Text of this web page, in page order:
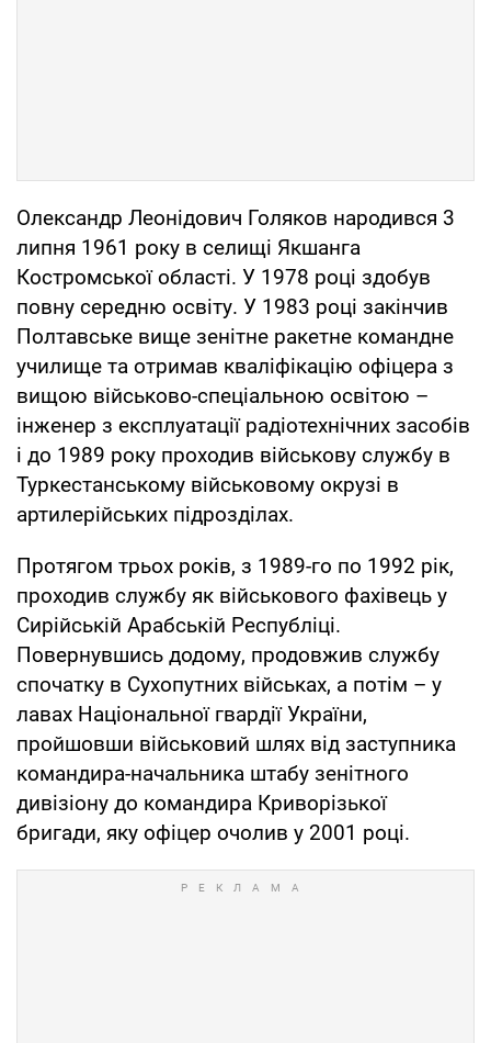
Олександр Леонідович Голяков народився 3
липня 1961 року в селищі Якшанга
Костромської області. У 1978 році здобув
повну середню освіту. У 1983 році закінчив
Полтавське вище зенітне ракетне командне
училище та отримав кваліфікацію офіцера з
вищою військово-спеціальною освітою –
інженер з експлуатації радіотехнічних засобів
і до 1989 року проходив військову службу в
Туркестанському військовому окрузі в
артилерійських підрозділах.
Протягом трьох років, з 1989-го по 1992 рік,
проходив службу як військового фахівець у
Сирійській Арабській Республіці.
Повернувшись додому, продовжив службу
спочатку в Сухопутних військах, а потім – у
лавах Національної гвардії України,
пройшовши військовий шлях від заступника
командира-начальника штабу зенітного
дивізіону до командира Криворізької
бригади, яку офіцер очолив у 2001 році.